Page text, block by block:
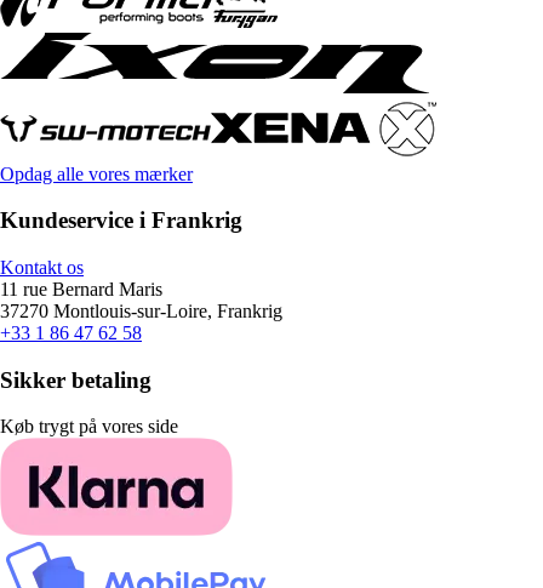
Opdag alle vores mærker
Kundeservice i Frankrig
Kontakt os
11 rue Bernard Maris
37270 Montlouis-sur-Loire, Frankrig
+33 1 86 47 62 58
Sikker betaling
Køb trygt på vores side